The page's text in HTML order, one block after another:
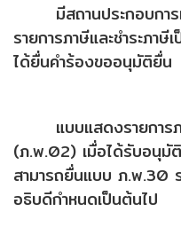
มีสถานประกอบก
รายการภาษีและชำระภา
ได้ยื่นคำร้องขออนุมัติยื่น
แบบแสดงรายการ
(ภ.พ.02) เมื่อได้รับอนุมั
สามารถยื่นแบบ ภ.พ.30
อธิบดีกำหนดเป็นต้นไป